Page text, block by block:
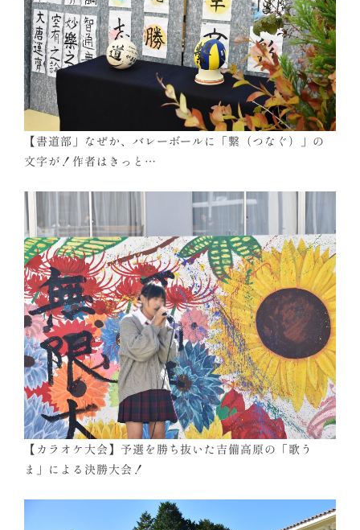
【書道部」なぜか、バレーボールに「繋（つなぐ）」の
文字が！作者はきっと…
【カラオケ大会】予選を勝ち抜いた吉備高原の「歌う
ま」による決勝大会！